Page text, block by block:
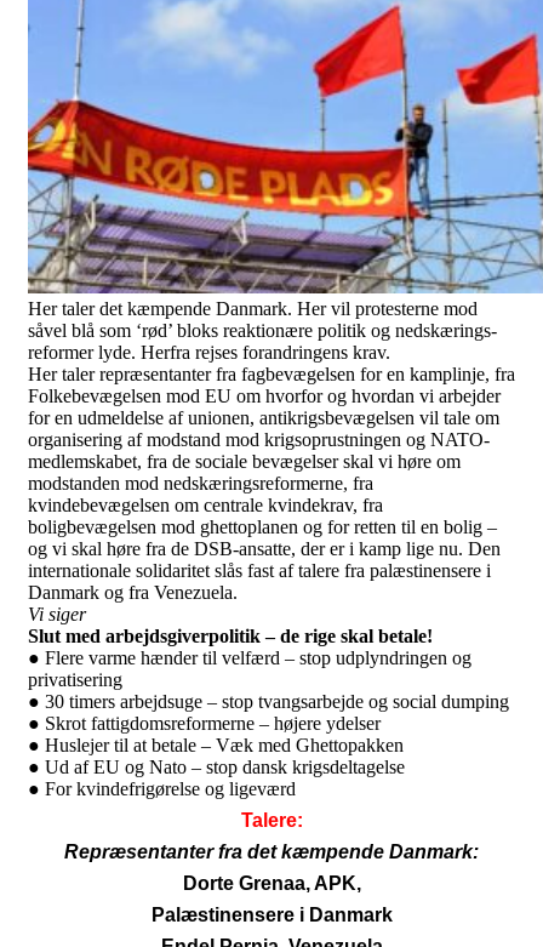
Her taler det kæmpende Danmark. Her vil protesterne mod
såvel blå som ‘rød’ bloks reaktionære politik og nedskærings-
reformer lyde. Herfra rejses forandringens krav.
Her taler repræsentanter fra fagbevægelsen for en kamplinje, fra
Folkebevægelsen mod EU om hvorfor og hvordan vi arbejder
for en udmeldelse af unionen, antikrigsbevægelsen vil tale om
organisering af modstand mod krigsoprustningen og NATO-
medlemskabet, fra de sociale bevægelser skal vi høre om
modstanden mod nedskæringsreformerne, fra
kvindebevægelsen om centrale kvindekrav, fra
boligbevægelsen mod ghettoplanen og for retten til en bolig –
og vi skal høre fra de DSB-ansatte, der er i kamp lige nu. Den
internationale solidaritet slås fast af talere fra palæstinensere i
Danmark og fra Venezuela.
Vi siger
Slut med arbejdsgiverpolitik – de rige skal betale!
● Flere varme hænder til velfærd – stop udplyndringen og
privatisering
● 30 timers arbejdsuge – stop tvangsarbejde og social dumping
● Skrot fattigdomsreformerne – højere ydelser
● Huslejer til at betale – Væk med Ghettopakken
● Ud af EU og Nato – stop dansk krigsdeltagelse
● For kvindefrigørelse og ligeværd
Talere:
Repræsentanter fra det kæmpende Danmark:
Dorte Grenaa, APK,
Palæstinensere i Danmark